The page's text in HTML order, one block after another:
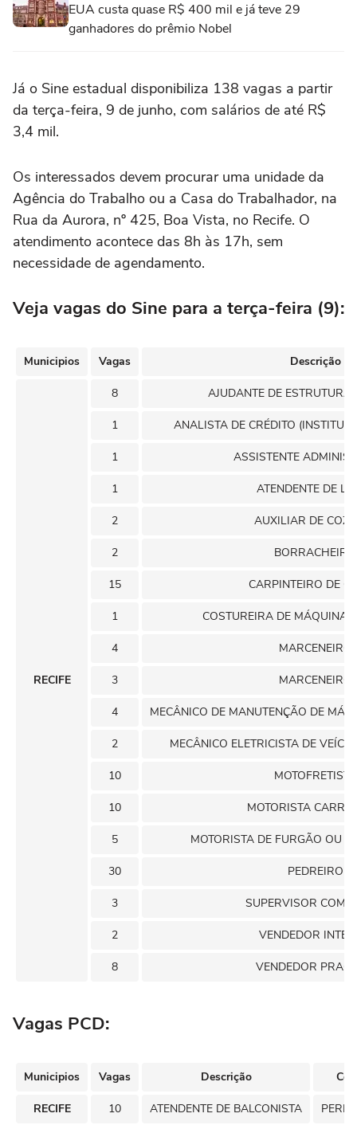
EUA custa quase R$ 400 mil e já teve 29
ganhadores do prêmio Nobel
Já o Sine estadual disponibiliza 138 vagas a partir
da terça-feira, 9 de junho, com salários de até R$
3,4 mil.
Os interessados devem procurar uma unidade da
Agência do Trabalho ou a Casa do Trabalhador, na
Rua da Aurora, nº 425, Boa Vista, no Recife. O
atendimento acontece das 8h às 17h, sem
necessidade de agendamento.
Veja vagas do Sine para a terça-feira (9):
Municipios Vagas Descrição
RECIFE
8 AJUDANTE DE
1 ANALISTA DE CRÉDITO
1 ASSISTENTE
1 ATENDENTE DE
2 AUXILIAR DE
2 BORRACHEIRO
15 CARPINTEIRO DE
1 COSTUREIRA DE
4 MARCENEIRO
3 MARCENEIRO
4 MECÂNICO DE MANUTENÇÃO DE
2 MECÂNICO ELETRICISTA DE
10 MOTOFRETISTA
10 MOTORISTA
5 MOTORISTA DE FURGÃO OU
30 PEDREIRO
3 SUPERVISOR
2 VENDEDOR
8 VENDEDOR
Vagas PCD:
Municipios Vagas Descrição
RECIFE 10 ATENDENTE DE BALCONISTA